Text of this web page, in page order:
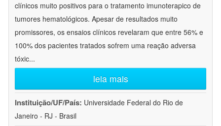
clínicos muito positivos para o tratamento imunoterapico de
tumores hematológicos. Apesar de resultados muito
promissores, os ensaios clínicos revelaram que entre 56% e
100% dos pacientes tratados sofrem uma reação adversa
tóxic...
leia mais
Instituição/UF/País: Universidade Federal do Rio de
Janeiro - RJ - Brasil